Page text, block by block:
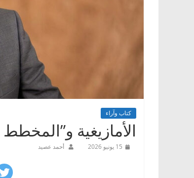
كتاب وآراء
الأمازيغية
15 يونيو 2026 أحمد عصيد